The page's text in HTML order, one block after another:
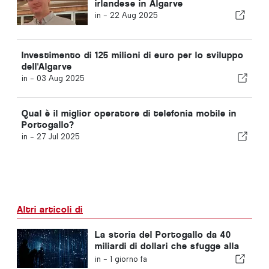
irlandese in Algarve
in - 22 Aug 2025
Investimento di 125 milioni di euro per lo sviluppo
dell'Algarve
in - 03 Aug 2025
Qual è il miglior operatore di telefonia mobile in
Portogallo?
in - 27 Jul 2025
Altri articoli di
La storia del Portogallo da 40
miliardi di dollari che sfugge alla
maggior parte degli investitori
in - 1 giorno fa